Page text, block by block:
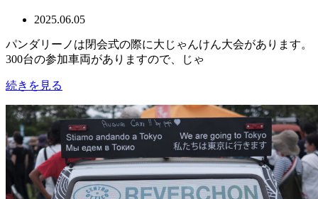
2025.06.05
パンダリーノは閉会式の際に大じゃんけん大会があります。
300台の参加車両がありますので、じゃ
続きを見る